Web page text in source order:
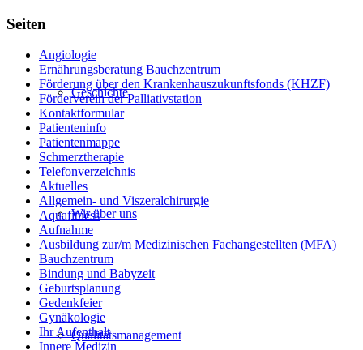
Geschichte
Wir über uns
Qualitätsmanagement
Seiten
Angiologie
Ernährungsberatung Bauchzentrum
Förderung über den Krankenhauszukunftsfonds (KHZF)
Förderverein der Palliativstation
Kontaktformular
Patienteninfo
Patientenmappe
Schmerztherapie
Telefonverzeichnis
Aktuelles
Allgemein- und Viszeralchirurgie
Aquafitness
Aufnahme
Ausbildung zur/m Medizinischen Fachangestellten (MFA)
Bauchzentrum
Bindung und Babyzeit
Geburtsplanung
Gedenkfeier
Gynäkologie
Ihr Aufenthalt
Innere Medizin